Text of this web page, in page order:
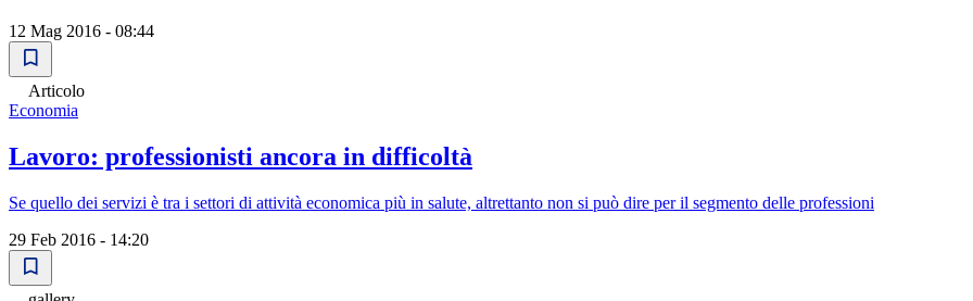
12 Mag 2016 - 08:44
Articolo
Economia
Lavoro: professionisti ancora in difficoltà
Se quello dei servizi è tra i settori di attività economica più in salute, altrettanto non si può dire per il segmento delle professioni
29 Feb 2016 - 14:20